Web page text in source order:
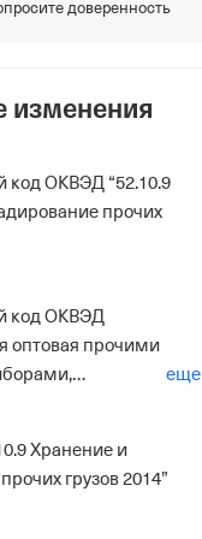
доверенность
изменения
код ОКВЭД “52.10.9
прочих
код ОКВЭД
оптовая прочими
и
2014”
еще
Хранение и
грузов 2014”